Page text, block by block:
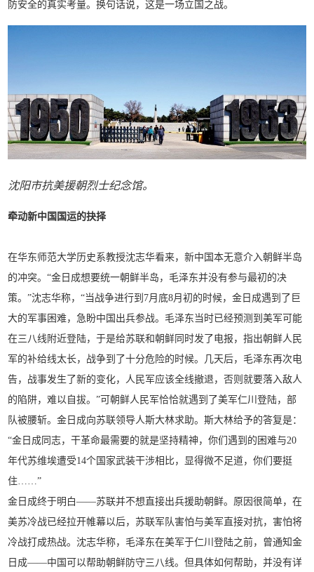
防安全的真实考量。换句话说，这是一场立国之战。
沈阳市抗美援朝烈士纪念馆。
牵动新中国国运的抉择
在华东师范大学历史系教授沈志华看来，新中国本无意介入朝鲜半岛
的冲突。“金日成想要统一朝鲜半岛，毛泽东并没有参与最初的决
策。”沈志华称，“当战争进行到7月底8月初的时候，金日成遇到了巨
大的军事困难，急盼中国出兵参战。毛泽东当时已经预测到美军可能
在三八线附近登陆，于是给苏联和朝鲜同时发了电报，指出朝鲜人民
军的补给线太长，战争到了十分危险的时候。几天后，毛泽东再次电
告，战事发生了新的变化，人民军应该全线撤退，否则就要落入敌人
的陷阱，难以自拔。”可朝鲜人民军恰恰就遇到了美军仁川登陆，部
队被腰斩。金日成向苏联领导人斯大林求助。斯大林给予的答复是：
“金日成同志，干革命最需要的就是坚持精神，你们遇到的困难与20
年代苏维埃遭受14个国家武装干涉相比，显得微不足道，你们要挺
住……”
金日成终于明白——苏联并不想直接出兵援助朝鲜。原因很简单，在
美苏冷战已经拉开帷幕以后，苏联军队害怕与美军直接对抗，害怕将
冷战打成热战。沈志华称，毛泽东在美军于仁川登陆之前，曾通知金
日成——中国可以帮助朝鲜防守三八线。但具体如何帮助，并没有详